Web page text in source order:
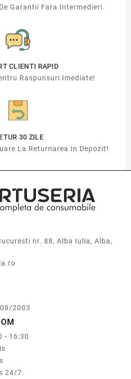
Garantii Fara Intermedieri.
CLIENTI RAPID
Raspunsuri Imediate!
30 ZILE
La Returnarea In Depozit!
nr. 88, Alba Iulia, Alba,
2003
- 16:30
24/7.